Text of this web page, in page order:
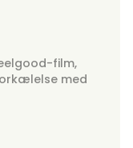
film,
med